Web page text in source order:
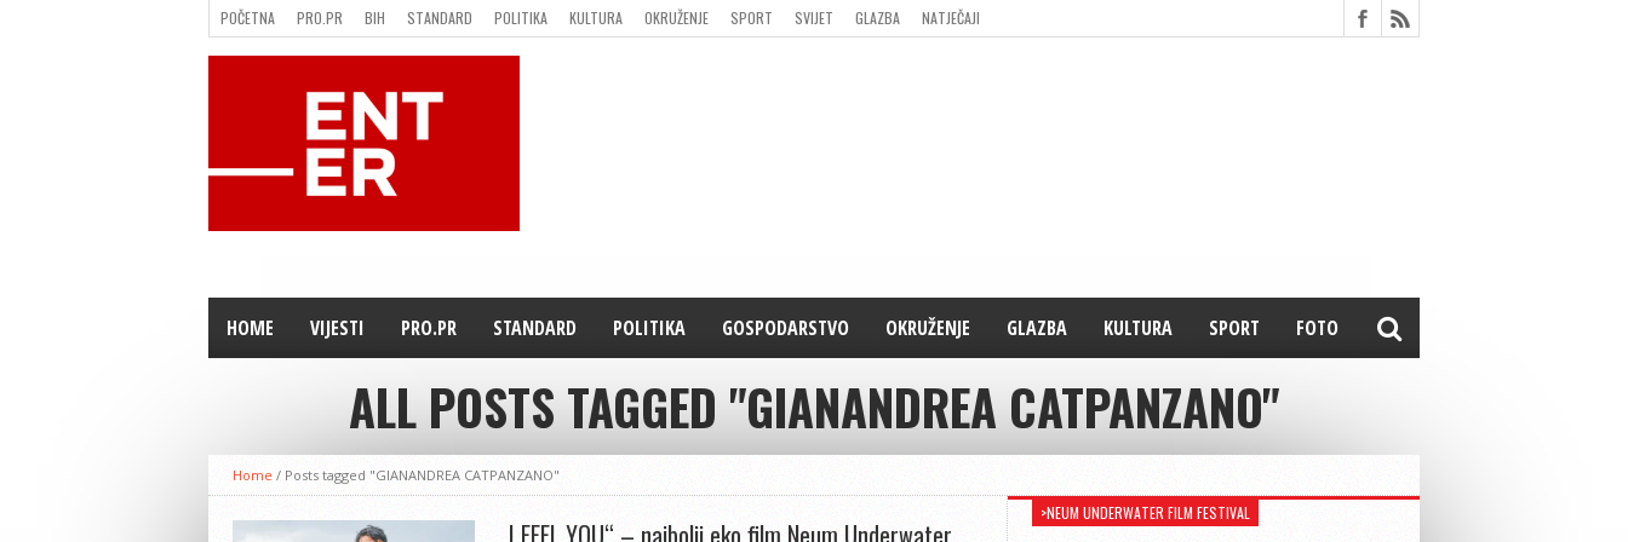
POČETNA PRO.PR BIH STANDARD POLITIKA KULTURA OKRUŽENJE SPORT SVIJET GLAZBA
NATJEČAJI
FILMING LOCATION IN BH
KONTAKT
HOME VIJESTI PRO.PR STANDARD POLITIKA GOSPODARSTVO OKRUŽENJE GLAZBA KULTURA SPORT FOTO
ALL POSTS TAGGED "GIANANDREA CATPANZANO"
Home / Posts tagged "GIANANDREA CATPANZANO"
„I FEEL YOU“ – najbolji eko film Neum Underwater
>NEUM UNDERWATER FILM FESTIVAL